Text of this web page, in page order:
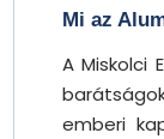
Mi az
A Miskolci
emberi